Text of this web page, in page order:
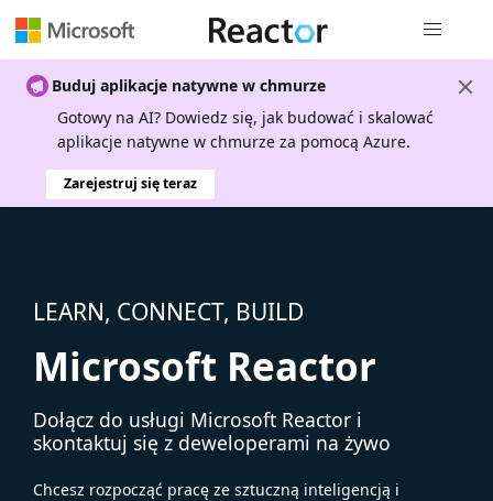
Buduj aplikacje natywne w chmurze
Gotowy na AI? Dowiedz się, jak budować i skalować
aplikacje natywne w chmurze za pomocą Azure.
Zarejestruj się teraz
LEARN, CONNECT, BUILD
Microsoft Reactor
Dołącz do usługi Microsoft Reactor i
skontaktuj się z deweloperami na żywo
Chcesz rozpocząć pracę ze sztuczną inteligencją i